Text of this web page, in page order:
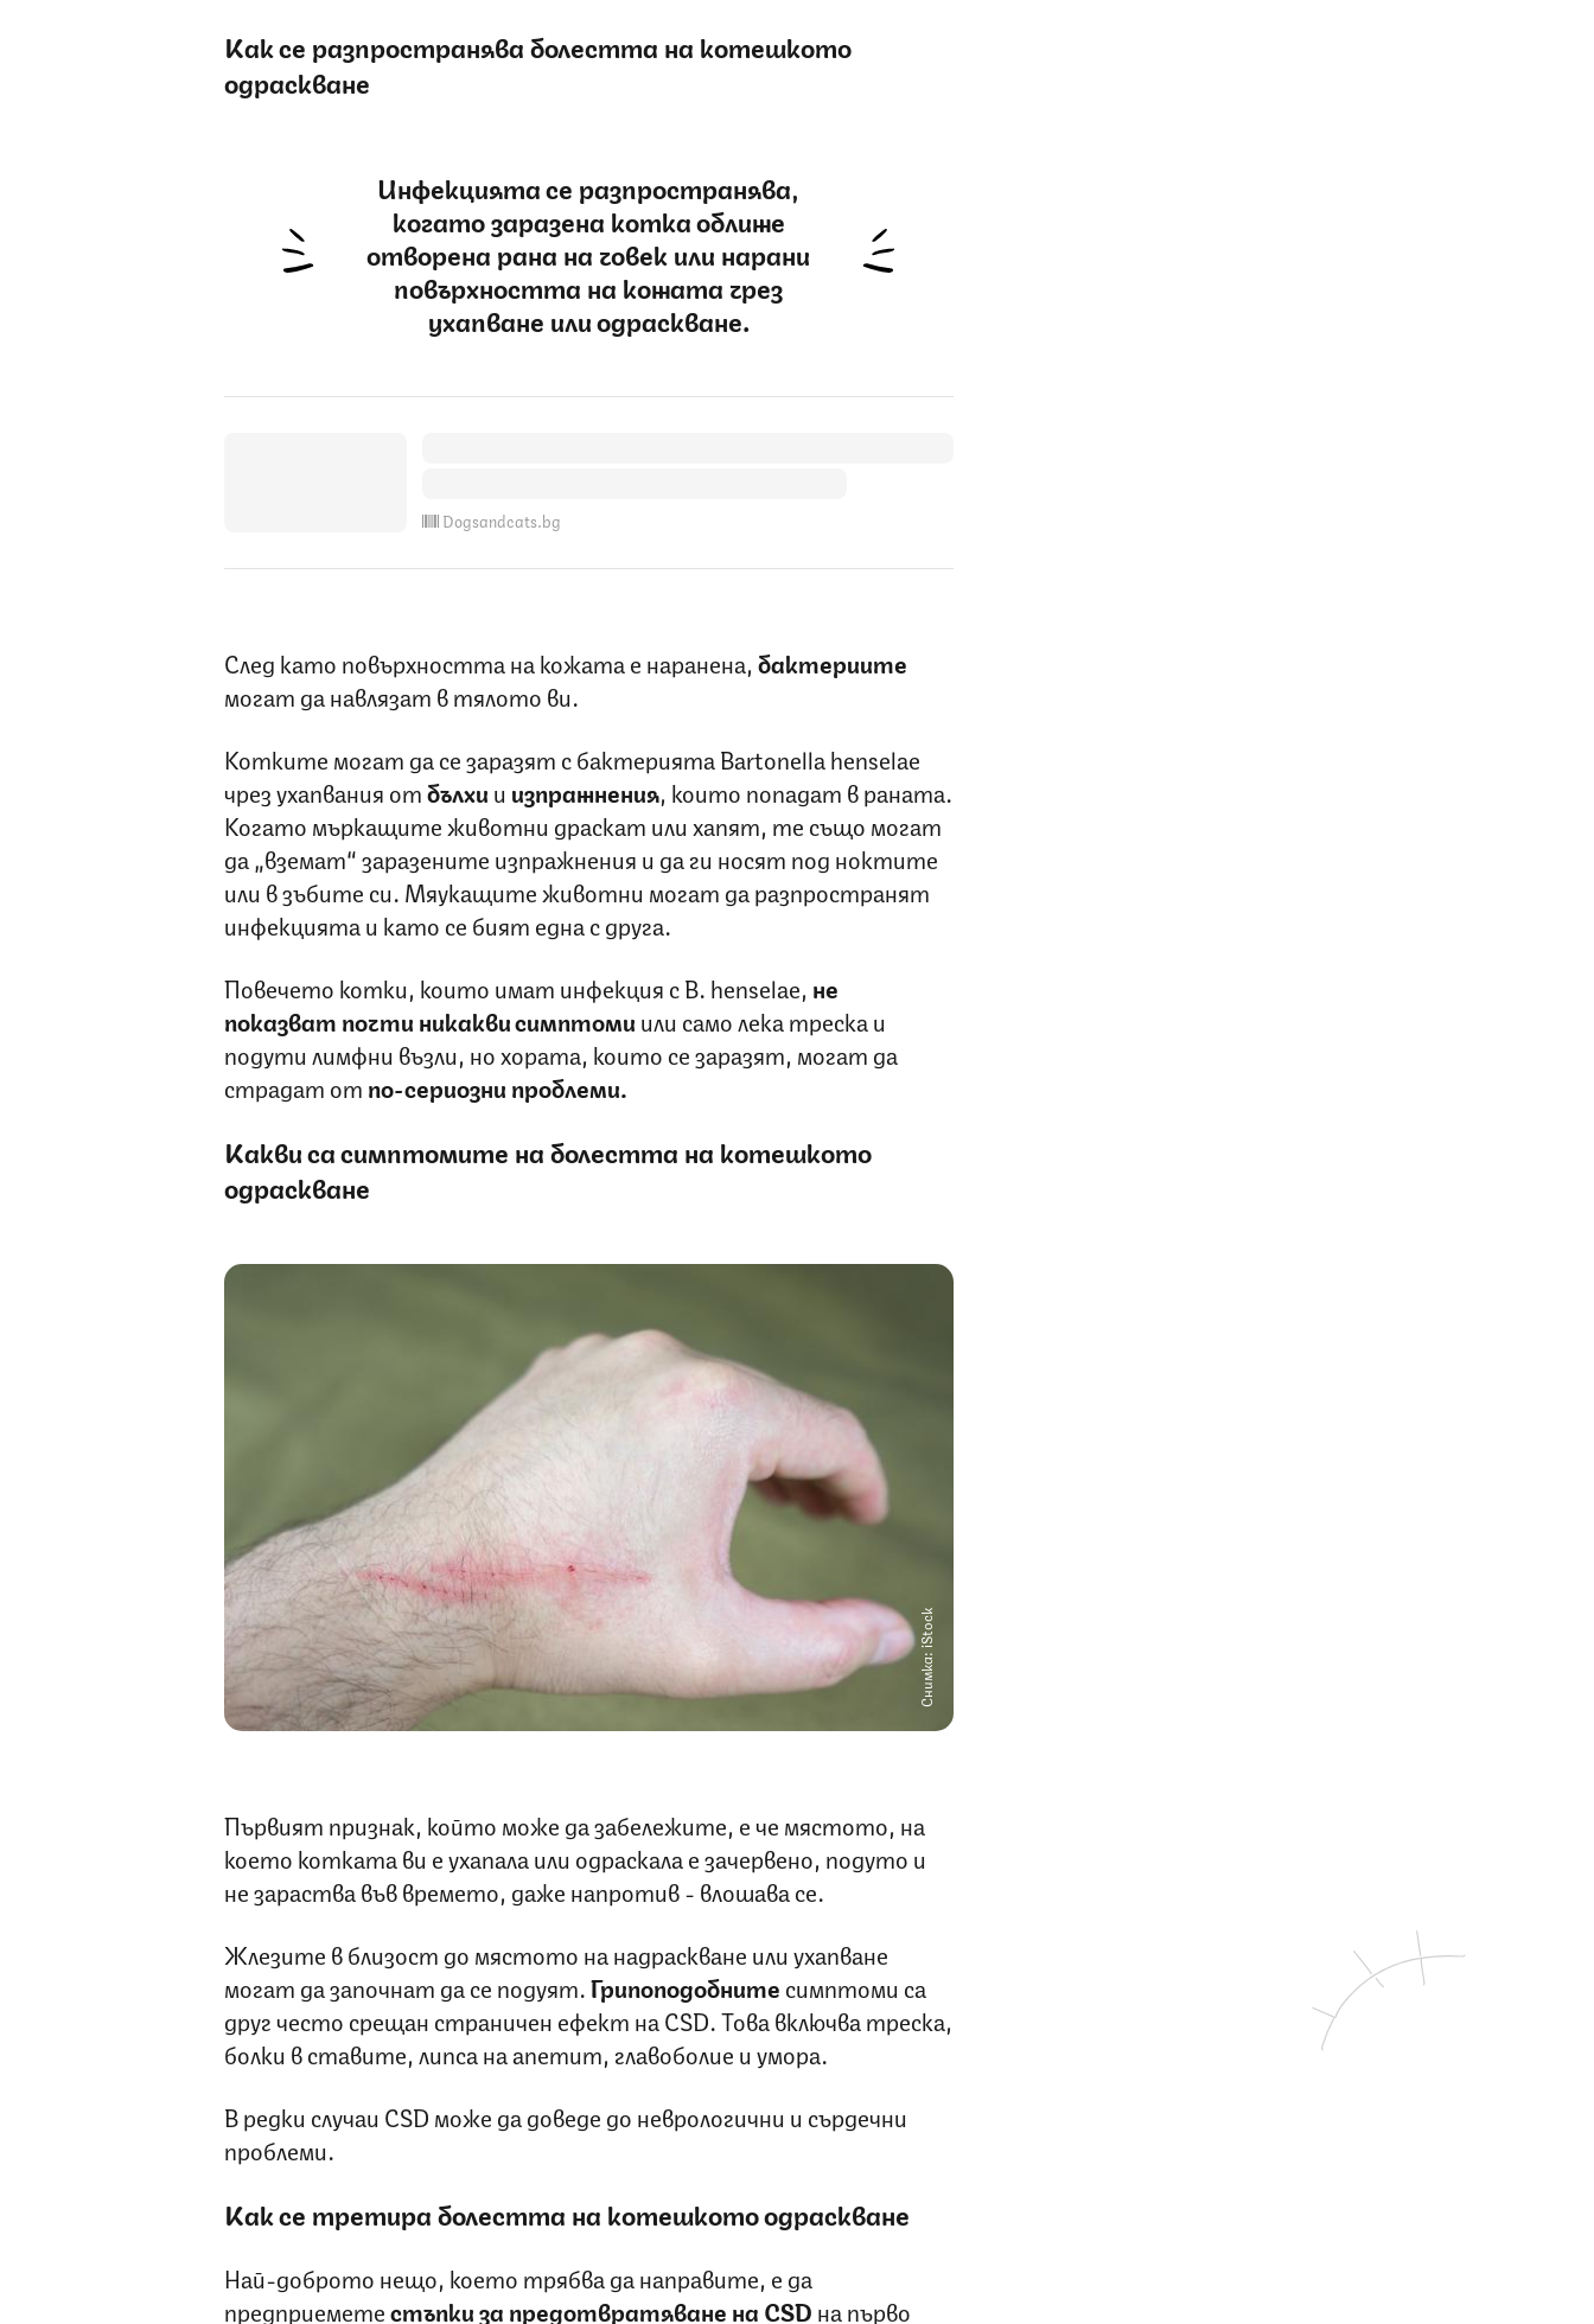
Как се разпространява болестта на котешкото
одраскване
Инфекцията се разпространява,
когато заразена котка оближе
отворена рана на човек или нарани
повърхността на кожата чрез
ухапване или одраскване.
Dogsandcats.bg
След като повърхността на кожата е наранена, бактериите
могат да навлязат в тялото ви.
Котките могат да се заразят с бактерията Bartonella henselae
чрез ухапвания отбълхи и изпражнения, които попадат в раната.
Когато мъркащите животни драскат или хапят, те също могат
да „вземат“ заразените изпражнения и да ги носят под ноктите
или в зъбите си. Мяукащите животни могат да разпространят
инфекцията и като се бият една с друга.
Повечето котки, които имат инфекция с B. henselae, не
показват почти никакви симптоми или само лека треска и
подути лимфни възли, но хората, които се заразят, могат да
страдат от по-сериозни проблеми.
Какви са симптомите на болестта на котешкото
одраскване
Снимка: iStock
Първият признак, който може да забележите, е че мястото, на
което котката ви е ухапала или одраскала е зачервено, подуто и
не зараства във времето, даже напротив - влошава се.
Жлезите в близост до мястото на надраскване или ухапване
могат да започнат да се подуят.Грипоподобните симптоми са
друг често срещан страничен ефект на CSD. Това включва треска,
болки в ставите, липса на апетит, главоболие и умора.
В редки случаи CSD може да доведе до неврологични и сърдечни
проблеми.
Как се третира болестта на котешкото одраскване
Най-доброто нещо, което трябва да направите, е да
предприеметестъпки за предотвратяване на CSD на първо